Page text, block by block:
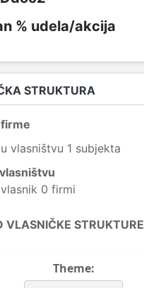
STRUKTURA
vlasništvu 1 subjekta
0 firmi
VLASNIČKE STRUKTURE
Theme: